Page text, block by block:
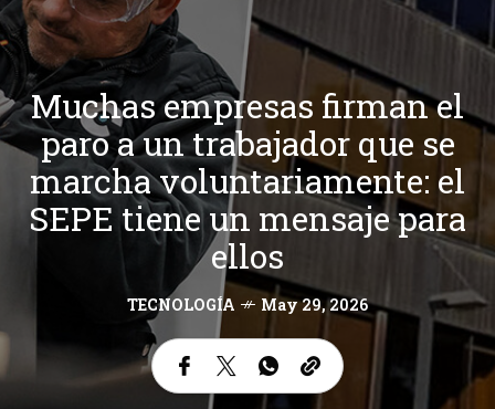
Muchas empresas firman el
paro a un trabajador que se
marcha voluntariamente: el
SEPE tiene un mensaje para
ellos
TECNOLOGÍA May 29, 2026